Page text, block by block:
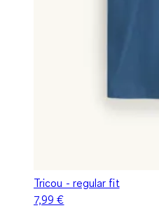
Tricou - regular fit
7,99 €